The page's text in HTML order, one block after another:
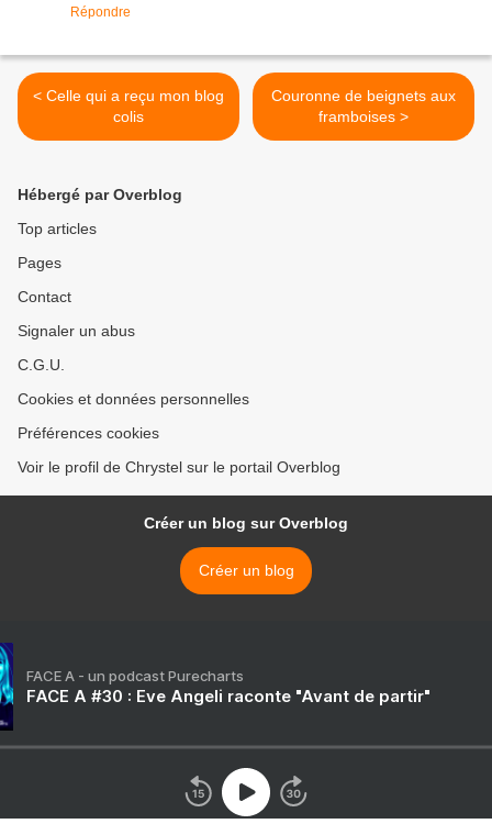
Répondre
< Celle qui a reçu mon blog
colis
Couronne de beignets aux
framboises >
Hébergé par Overblog
Top articles
Pages
Contact
Signaler un abus
C.G.U.
Cookies et données personnelles
Préférences cookies
Voir le profil de Chrystel sur le portail Overblog
Créer un blog sur Overblog
Créer un blog
FACE A - un podcast Purecharts
FACE A #30 : Eve Angeli raconte "Avant de partir"